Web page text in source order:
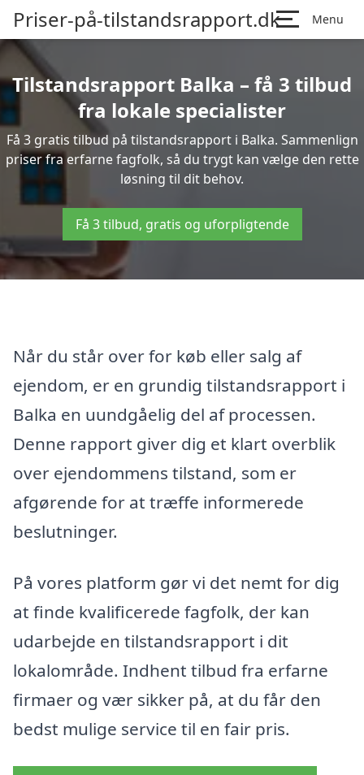
Priser-på-tilstandsrapport.dk Menu
Tilstandsrapport Balka – få 3 tilbud
fra lokale specialister
Få 3 gratis tilbud på tilstandsrapport i Balka. Sammenlign
priser fra erfarne fagfolk, så du trygt kan vælge den rette
løsning til dit behov.
Få 3 tilbud, gratis og uforpligtende
Når du står over for køb eller salg af
ejendom, er en grundig tilstandsrapport i
Balka en uundgåelig del af processen.
Denne rapport giver dig et klart overblik
over ejendommens tilstand, som er
afgørende for at træffe informerede
beslutninger.
På vores platform gør vi det nemt for dig
at finde kvalificerede fagfolk, der kan
udarbejde en tilstandsrapport i dit
lokalområde. Indhent tilbud fra erfarne
firmaer og vær sikker på, at du får den
bedst mulige service til en fair pris.